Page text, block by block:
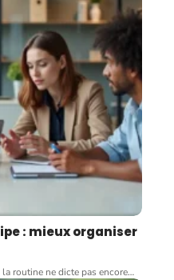
: mieux organiser
routine ne dicte pas encore…